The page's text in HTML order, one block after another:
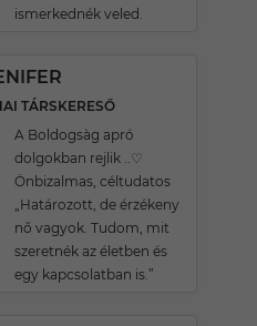
ismerkednék veled.
TÁRSKERESŐ
A Boldogsàg apró
dolgokban rejlik ..♡
Önbizalmas, céltudatos
„Határozott, de érzékeny
nő vagyok. Tudom, mit
szeretnék az életben és
egy kapcsolatban is.”